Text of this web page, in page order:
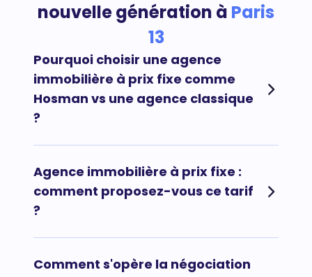
nouvelle génération à Paris
13
Pourquoi choisir une agence
immobilière à prix fixe comme
Hosman vs une agence classique
?
Afin de maximiser vos chances de vendre votre
bien immobilier rapidement au meilleur prix et au
meilleur acheteur, il est préconisé de faire appel à
une agence immobilière en ligne comme
profiter d'une expérience de vente irréprochable
pourcentage. Notre agence immobilière à prix fixe
Agence immobilière à prix fixe :
comment proposez-vous ce tarif
?
Notre agence immobilière à prix fixe vous permet
Comment s'opère la négociation